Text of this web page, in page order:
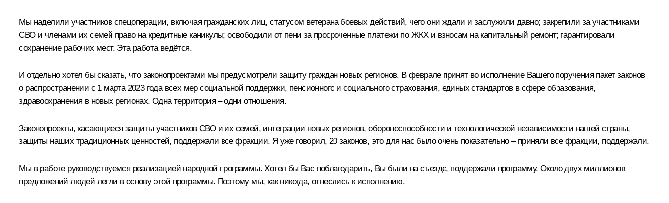
Мы наделили участников спецоперации, включая гражданских лиц, статусом ветерана боевых действий, чего они ждали и заслужили давно; закрепили за участниками
СВО и членами их семей право на кредитные каникулы; освободили от пени за просроченные платежи по ЖКХ и взносам на капитальный ремонт; гарантировали
сохранение рабочих мест. Эта работа ведётся.
И отдельно хотел бы сказать, что законопроектами мы предусмотрели защиту граждан новых регионов. В феврале принят во исполнение Вашего поручения пакет законов
о распространении с 1 марта 2023 года всех мер социальной поддержки, пенсионного и социального страхования, единых стандартов в сфере образования,
здравоохранения в новых регионах. Одна территория – одни отношения.
Законопроекты, касающиеся защиты участников СВО и их семей, интеграции новых регионов, обороноспособности и технологической независимости нашей страны,
защиты наших традиционных ценностей, поддержали все фракции. Я уже говорил, 20 законов, это для нас было очень показательно – приняли все фракции, поддержали.
Мы в работе руководствуемся реализацией народной программы. Хотел бы Вас поблагодарить, Вы были на съезде, поддержали программу. Около двух миллионов
предложений людей легли в основу этой программы. Поэтому мы, как никогда, отнеслись к исполнению.